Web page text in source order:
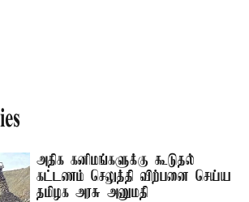
அதிக கனிமங்களுக்கு கூடுதல்
கட்டணம் செலுத்தி விற்பனை செய்ய
தமிழக அரசு அனுமதி